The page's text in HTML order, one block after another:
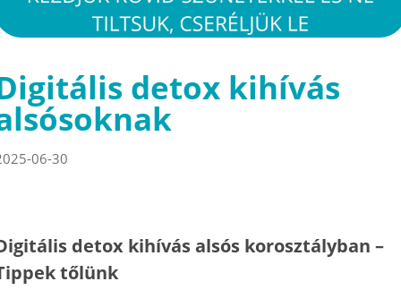
detox kihívás
06-30
detox kihívás alsós korosztályban –
tőlünk